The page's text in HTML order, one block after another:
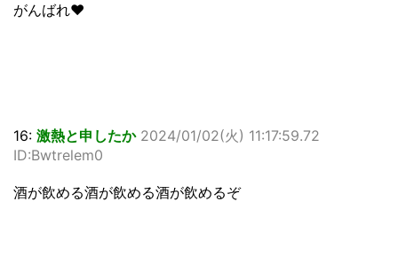
がんばれ♥
16: 激熱と申したか 2024/01/02(火) 11:17:59.72
ID:Bwtrelem0
酒が飲める酒が飲める酒が飲めるぞ